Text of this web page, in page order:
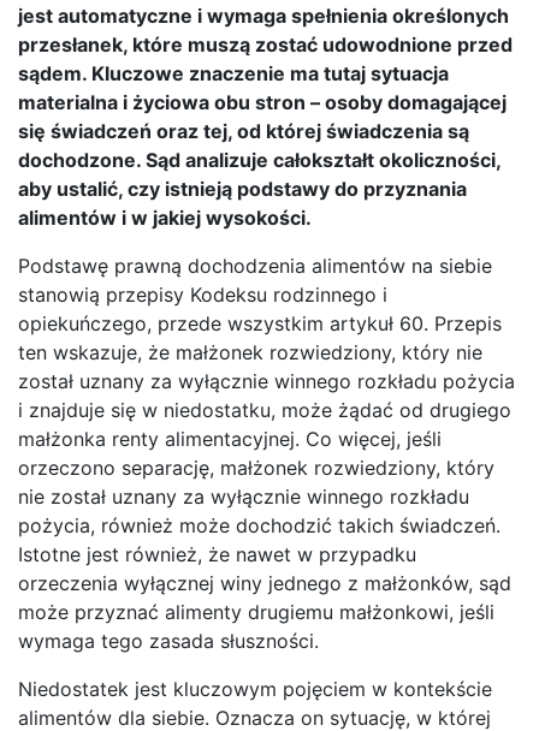
jest automatyczne i wymaga spełnienia określonych
przesłanek, które muszą zostać udowodnione przed
sądem. Kluczowe znaczenie ma tutaj sytuacja
materialna i życiowa obu stron – osoby domagającej
się świadczeń oraz tej, od której świadczenia są
dochodzone. Sąd analizuje całokształt okoliczności,
aby ustalić, czy istnieją podstawy do przyznania
alimentów i w jakiej wysokości.
Podstawę prawną dochodzenia alimentów na siebie
stanowią przepisy Kodeksu rodzinnego i
opiekuńczego, przede wszystkim artykuł 60. Przepis
ten wskazuje, że małżonek rozwiedziony, który nie
został uznany za wyłącznie winnego rozkładu pożycia
i znajduje się w niedostatku, może żądać od drugiego
małżonka renty alimentacyjnej. Co więcej, jeśli
orzeczono separację, małżonek rozwiedziony, który
nie został uznany za wyłącznie winnego rozkładu
pożycia, również może dochodzić takich świadczeń.
Istotne jest również, że nawet w przypadku
orzeczenia wyłącznej winy jednego z małżonków, sąd
może przyznać alimenty drugiemu małżonkowi, jeśli
wymaga tego zasada słuszności.
Niedostatek jest kluczowym pojęciem w kontekście
alimentów dla siebie. Oznacza on sytuację, w której